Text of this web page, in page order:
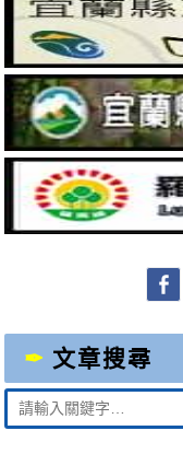
文章搜尋
Suche
nach: